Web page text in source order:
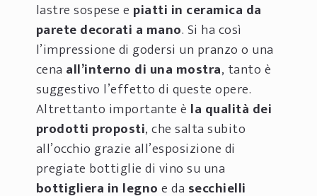
lastre sospese e piatti in ceramica da
parete decorati a mano. Si ha così
l’impressione di godersi un pranzo o una
cena all’interno di una mostra, tanto è
suggestivo l’effetto di queste opere.
Altrettanto importante è la qualità dei
prodotti proposti, che salta subito
all’occhio grazie all’esposizione di
pregiate bottiglie di vino su una
bottigliera in legnoe da secchielli